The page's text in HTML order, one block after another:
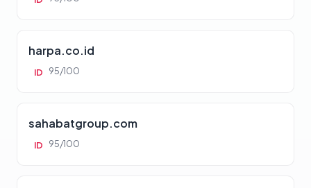
harpa.co.id
ID 95/100
sahabatgroup.com
ID 95/100